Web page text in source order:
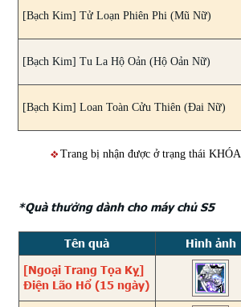
[Bạch Kim] Tử Loạn Phiên Phi (Mũ Nữ)
[Bạch Kim] Tu La Hộ Oản (Hộ Oản Nữ)
[Bạch Kim] Loan Toàn Cửu Thiên (Đai Nữ)
Trang bị nhận được ở trạng thái KHÓA.
*Quà thưởng dành cho máy chủ S5
Tên quà Hình ảnh
[Ngoại Trang Tọa Kỵ]
Điện Lão Hổ (15 ngày)